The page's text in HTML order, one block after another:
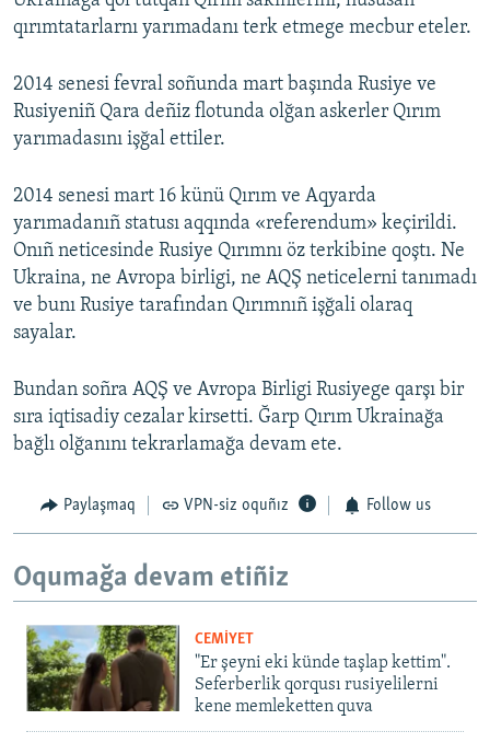
qırımtatarlarnı yarımadanı terk etmege mecbur eteler.
2014 senesi fevral soñunda mart başında Rusiye ve
Rusiyeniñ Qara deñiz flotunda olğan askerler Qırım
yarımadasını işğal ettiler.
2014 senesi mart 16 künü Qırım ve Aqyarda
yarımadanıñ statusı aqqında «referendum» keçirildi.
Onıñ neticesinde Rusiye Qırımnı öz terkibine qoştı. Ne
Ukraina, ne Avropa birligi, ne AQŞ neticelerni tanımadı
ve bunı Rusiye tarafından Qırımnıñ işğali olaraq
sayalar.
Bundan soñra AQŞ ve Avropa Birligi Rusiyege qarşı bir
sıra iqtisadiy cezalar kirsetti. Ğarp Qırım Ukrainağa
bağlı olğanını tekrarlamağa devam ete.
Paylaşmaq VPN-siz oquñız Follow us
Oqumağa devam etiñiz
CEMİYET
"Er şeyni eki künde taşlap kettim".
Seferberlik qorqusı rusiyelilerni
kene memleketten quva